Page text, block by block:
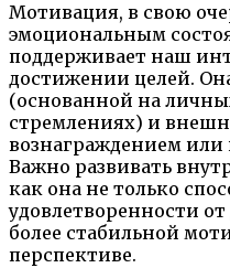
Мотивация, в свою
эмоциональным
поддерживает наш
достижении целей.
(основанной на
стремлениях) и
вознаграждением или
Важно развивать
как она не только
удовлетворенности
более стабильной
перспективе.